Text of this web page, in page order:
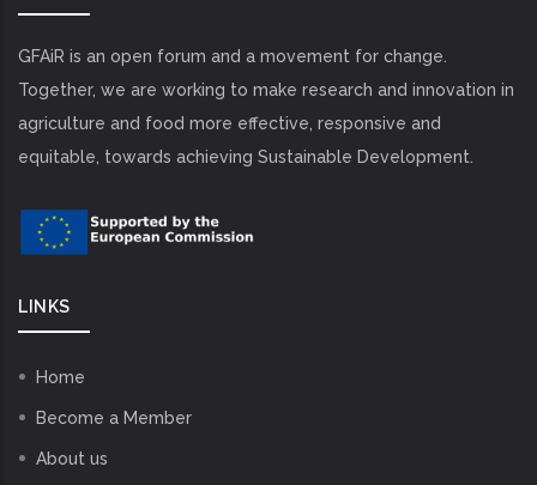
GFAiR is an open forum and a movement for change.
Together, we are working to make research and innovation in
agriculture and food more effective, responsive and
equitable, towards achieving Sustainable Development.
LINKS
Home
Become a Member
About us